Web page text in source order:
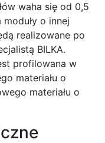
waha się od 0,5
o innej
realizowane po
BILKA.
profilowana w
materiału o
materiału o